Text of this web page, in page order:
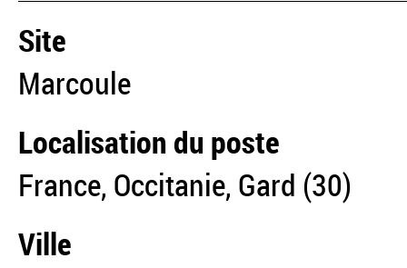
Site
Marcoule
Localisation du poste
France, Occitanie, Gard (30)
Ville